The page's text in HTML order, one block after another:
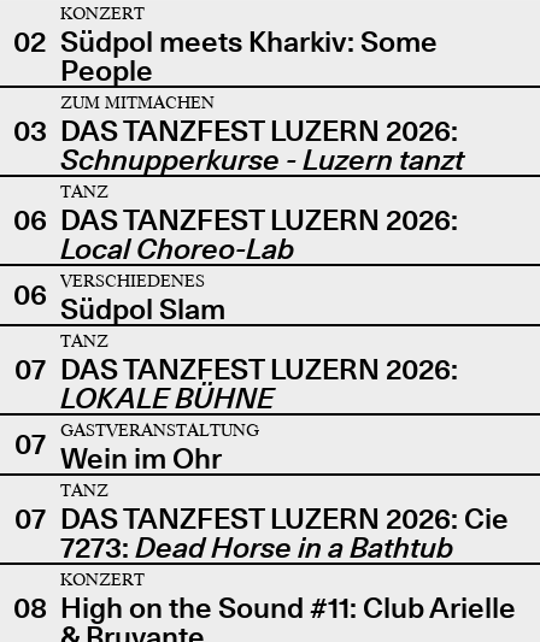
02
KONZERT
Südpol meets Kharkiv: Some
People
03
ZUM MITMACHEN
DAS TANZFEST LUZERN 2026:
Schnupperkurse - Luzern tanzt
06
TANZ
DAS TANZFEST LUZERN 2026:
Local Choreo-Lab
06
VERSCHIEDENES
Südpol Slam
07
TANZ
DAS TANZFEST LUZERN 2026:
LOKALE BÜHNE
07
GASTVERANSTALTUNG
Wein im Ohr
07
TANZ
DAS TANZFEST LUZERN 2026: Cie
7273: Dead Horse in a Bathtub
08
KONZERT
High on the Sound #11: Club Arielle